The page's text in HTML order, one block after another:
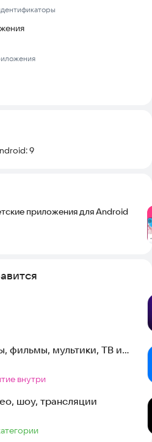
9
приложения для Android
фильмы, мультики, ТВ и
внутри
шоу, трансляции